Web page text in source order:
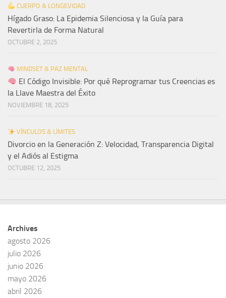
CUERPO & LONGEVIDAD
Hígado Graso: La Epidemia Silenciosa y la Guía para
Revertirla de Forma Natural
OCTUBRE 2, 2025
MINDSET & PAZ MENTAL
El Código Invisible: Por qué Reprogramar tus Creencias es
la Llave Maestra del Éxito
NOVIEMBRE 18, 2025
VÍNCULOS & LÍMITES
Divorcio en la Generación Z: Velocidad, Transparencia Digital
y el Adiós al Estigma
OCTUBRE 12, 2025
Archives
agosto 2026
julio 2026
junio 2026
mayo 2026
abril 2026